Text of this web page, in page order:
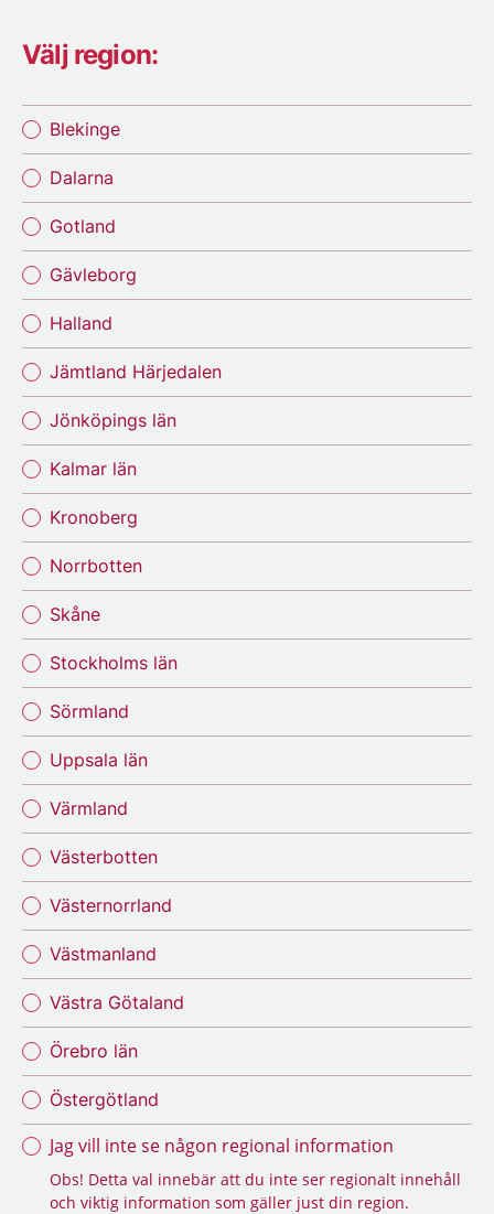
Välj region:
Blekinge
Dalarna
Gotland
Gävleborg
Halland
Jämtland Härjedalen
Jönköpings län
Kalmar län
Kronoberg
Norrbotten
Skåne
Stockholms län
Sörmland
Uppsala län
Värmland
Västerbotten
Västernorrland
Västmanland
Västra Götaland
Örebro län
Östergötland
Jag vill inte se någon regional information
Obs! Detta val innebär att du inte ser regionalt innehåll
och viktig information som gäller just din region.